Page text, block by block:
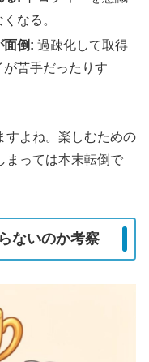
なる。
面倒: 過疎化して取得
苦手だったりす
すよね。楽しむための
まっては本末転倒で
ないのか考察